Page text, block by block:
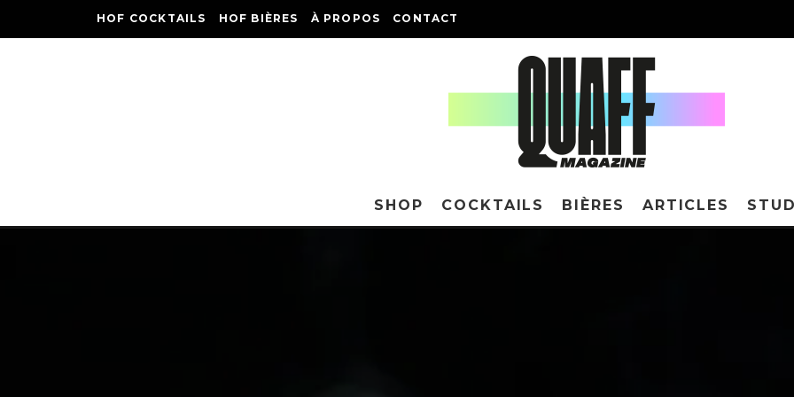
HOF COCKTAILS HOF BIÈRES À PROPOS CONTACT
SHOP COCKTAILS BIÈRES ARTICLES